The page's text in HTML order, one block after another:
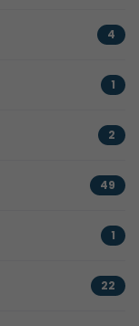
4
1
2
49
1
22